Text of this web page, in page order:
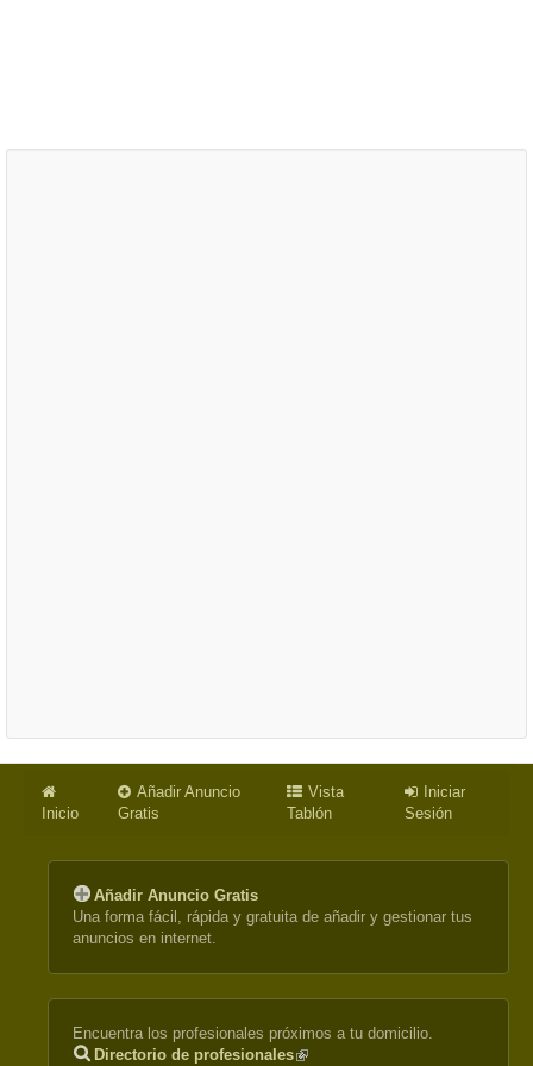
Inicio
Añadir Anuncio
Gratis
Vista
Tablón
Iniciar
Sesión
Añadir Anuncio Gratis
Una forma fácil, rápida y gratuita de añadir y gestionar tus
anuncios en internet.
Encuentra los profesionales próximos a tu domicilio.
Directorio de profesionales(link